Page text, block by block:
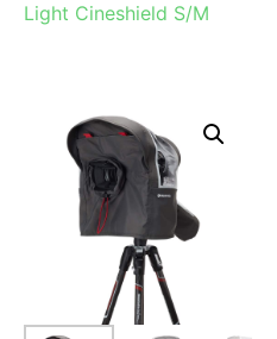
Light Cineshield S/M